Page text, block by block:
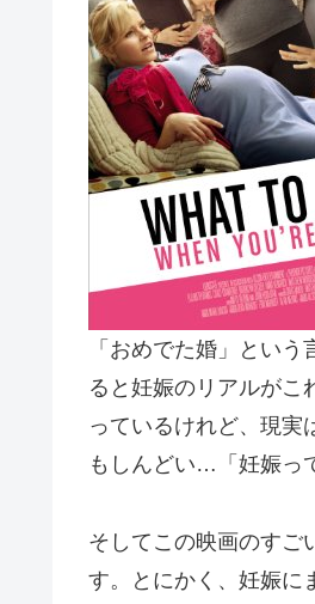
「おめでた婚」とい
ると妊娠のリアルがこ
っているけれど、現実
もしんどい…「妊娠っ
そしてこの映画のすご
す。とにかく、妊娠に